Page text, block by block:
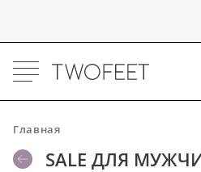
Главная
SALE ДЛЯ